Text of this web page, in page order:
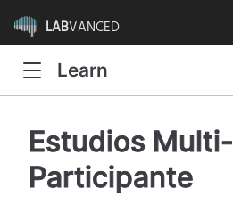
LABVANCED
Learn
Estudios Multi-
Participante